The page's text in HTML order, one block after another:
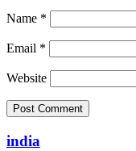
Name *
Email *
Website
india